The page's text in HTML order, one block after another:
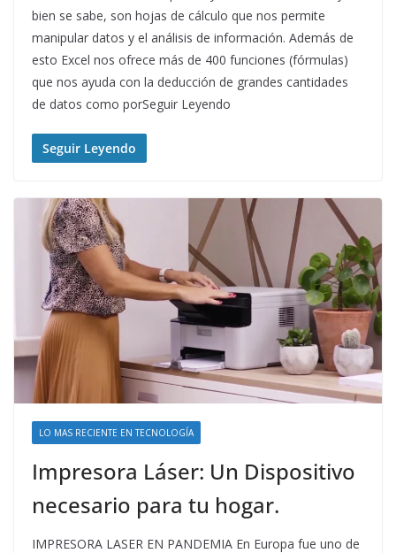
bien se sabe, son hojas de cálculo que nos permite
manipular datos y el análisis de información. Además de
esto Excel nos ofrece más de 400 funciones (fórmulas)
que nos ayuda con la deducción de grandes cantidades
de datos como porSeguir Leyendo
Seguir Leyendo
LO MAS RECIENTE EN TECNOLOGÍA
Impresora Láser: Un Dispositivo
necesario para tu hogar.
IMPRESORA LASER EN PANDEMIA En Europa fue uno de